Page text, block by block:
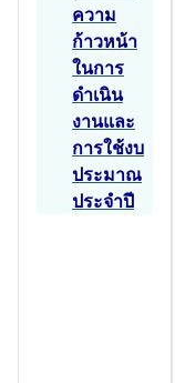
ความ
ก้าวหน้า
ในการ
ดำเนิน
งานและ
การใช้งบ
ประมาณ
ประจำปี